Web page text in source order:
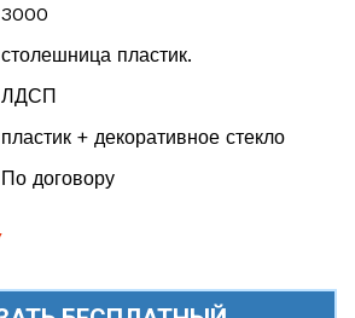
3000
столешница пластик.
ЛДСП
пластик + декоративное стекло
По договору